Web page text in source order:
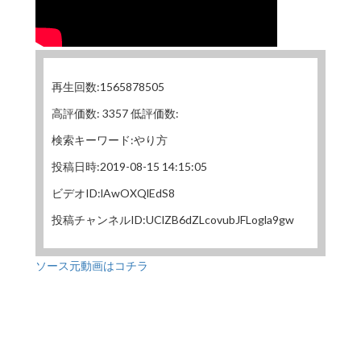
再生回数:1565878505
高評価数: 3357 低評価数:
検索キーワード:やり方
投稿日時:2019-08-15 14:15:05
ビデオID:lAwOXQlEdS8
投稿チャンネルID:UClZB6dZLcovubJFLogla9gw
ソース元動画はコチラ